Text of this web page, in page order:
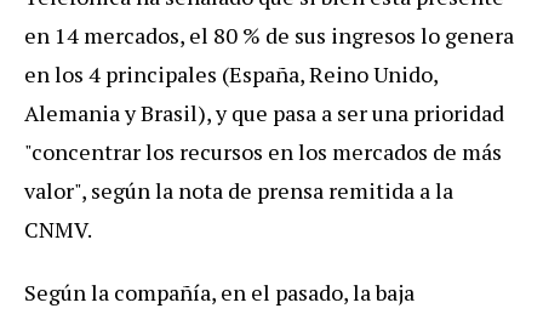
en 14 mercados, el 80 % de sus ingresos lo genera
en los 4 principales (España, Reino Unido,
Alemania y Brasil), y que pasa a ser una prioridad
"concentrar los recursos en los mercados de más
valor", según la nota de prensa remitida a la
CNMV.
Según la compañía, en el pasado, la baja